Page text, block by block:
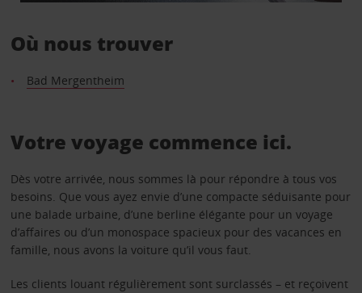
Où nous trouver
Bad Mergentheim
Votre voyage commence ici.
Dès votre arrivée, nous sommes là pour répondre à tous vos
besoins. Que vous ayez envie d’une compacte séduisante pour
une balade urbaine, d’une berline élégante pour un voyage
d’affaires ou d’un monospace spacieux pour des vacances en
famille, nous avons la voiture qu’il vous faut.
Les clients louant régulièrement sont surclassés – et reçoivent